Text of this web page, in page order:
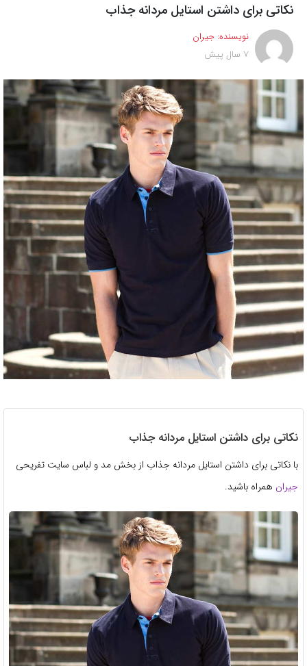
نکاتی برای داشتن استایل مردانه جذاب
نویسنده: جیران
7 سال پیش
نکاتی برای داشتن استایل مردانه جذاب
با نکاتی برای داشتن استایل مردانه جذاب از بخش مد و لباس سایت تفریحی
جیران همراه باشید.